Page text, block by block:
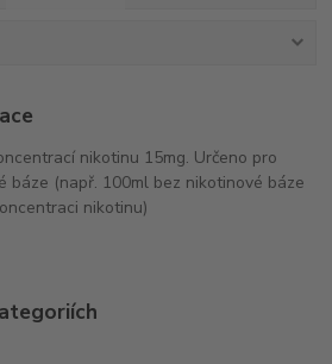
nikotinu 15mg. Určeno pro
báze (např. 100ml bez nikotinové báze
nikotinu)